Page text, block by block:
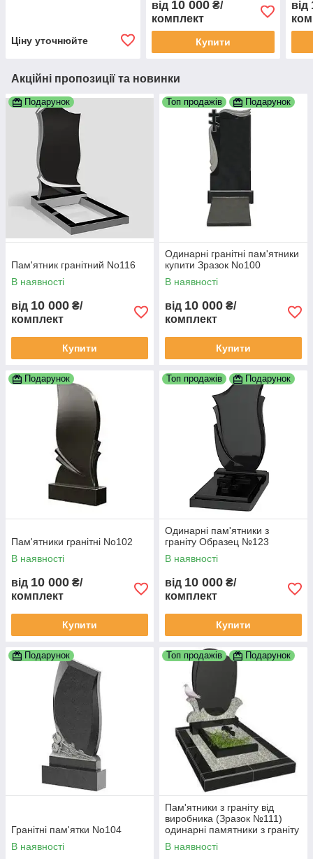
Ціну уточнюйте
від 10 000₴/
комплект
Купити
від
Акційні пропозиції та новинки
Подарунок
Пам'ятник гранітний No116
В наявності
від 10 000 ₴/
комплект
Купити
Топ продажів Подарунок
Одинарні гранітні пам'ятники
купити Зразок No100
В наявності
від 10 000 ₴/
комплект
Купити
Подарунок
Пам'ятники гранітні No102
В наявності
від 10 000 ₴/
комплект
Купити
Топ продажів Подарунок
Одинарні пам'ятники з
граніту Образец №123
В наявності
від 10 000 ₴/
комплект
Купити
Подарунок
Гранітні пам'ятки No104
В наявності
Топ продажів Подарунок
Пам'ятники з граніту від
виробника (Зразок №111)
одинарні памятники з граніту
замовити пам'ятник гранітний
пам'ятник
В наявності